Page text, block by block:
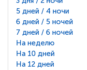
5 дней / 4 ночи
6 дней / 5 ночей
7 дней / 6 ночей
На неделю
На 10 дней
На 12 дней